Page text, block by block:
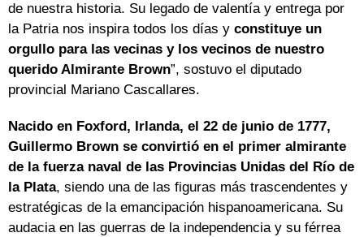
de nuestra historia. Su legado de valentía y entrega por
la Patria nos inspira todos los días y constituye un
orgullo para las vecinas y los vecinos de nuestro
querido Almirante Brown”, sostuvo el diputado
provincial Mariano Cascallares.
Nacido en Foxford, Irlanda, el 22 de junio de 1777,
Guillermo Brown se convirtió en el primer almirante
de la fuerza naval de las Provincias Unidas del Río de
la Plata, siendo una de las figuras más trascendentes y
estratégicas de la emancipación hispanoamericana. Su
audacia en las guerras de la independencia y su férrea